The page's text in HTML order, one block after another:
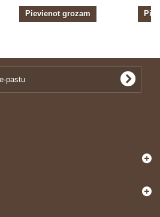
Pievienot grozam